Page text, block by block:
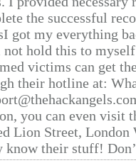
the successful
got my everything
hold this to
victims can get
their hotline at:
you can even visit
Lion Street, London
know their stuff!